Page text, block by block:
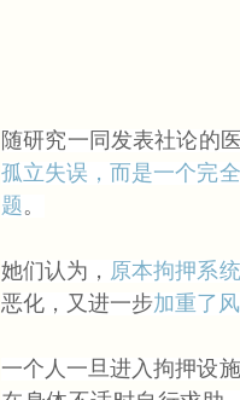
随研究一同发表社论的
孤立失误，而是一个完
题。
她们认为， 原本拘押系
恶化，又进一步加重了
一个人一旦进入拘押设